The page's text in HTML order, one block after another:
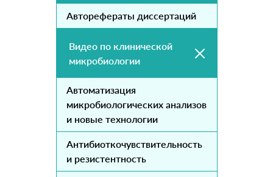
Авторефераты диссертаций
Видео по клинической
микробиологии
Автоматизация
микробиологических анализов
и новые технологии
Антибиоткочувствительность
и резистентность